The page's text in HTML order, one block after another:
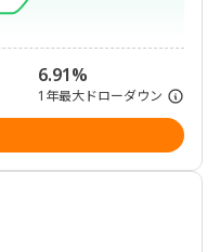
6.91%
1年最大ドローダウン